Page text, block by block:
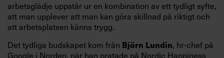
arbetsglädje uppstår ur en kombination av ett tydligt syfte,
att man upplever att man kan göra skillnad på riktigt och
att arbetsplatsen känns trygg.
Det tydliga budskapet kom från Björn Lundin, hr-chef på
Google i Norden, när han pratade på Nordic Happiness